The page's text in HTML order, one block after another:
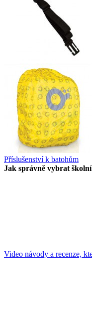
Příslušenství k batohům
Jak správně vybrat
Video návody a recenze,